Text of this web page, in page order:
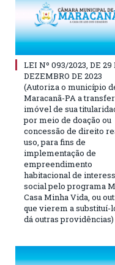
LEI Nº 093/2023, DE 29
DEZEMBRO DE 2023
(Autoriza o município
Maracanã-PA a
imóvel de sua
por meio de doação ou
concessão de direito
uso, para fins de
implementação de
empreendimento
habitacional de
social pelo programa
Casa Minha Vida, ou
que vierem a substituí-
dá outras providências)